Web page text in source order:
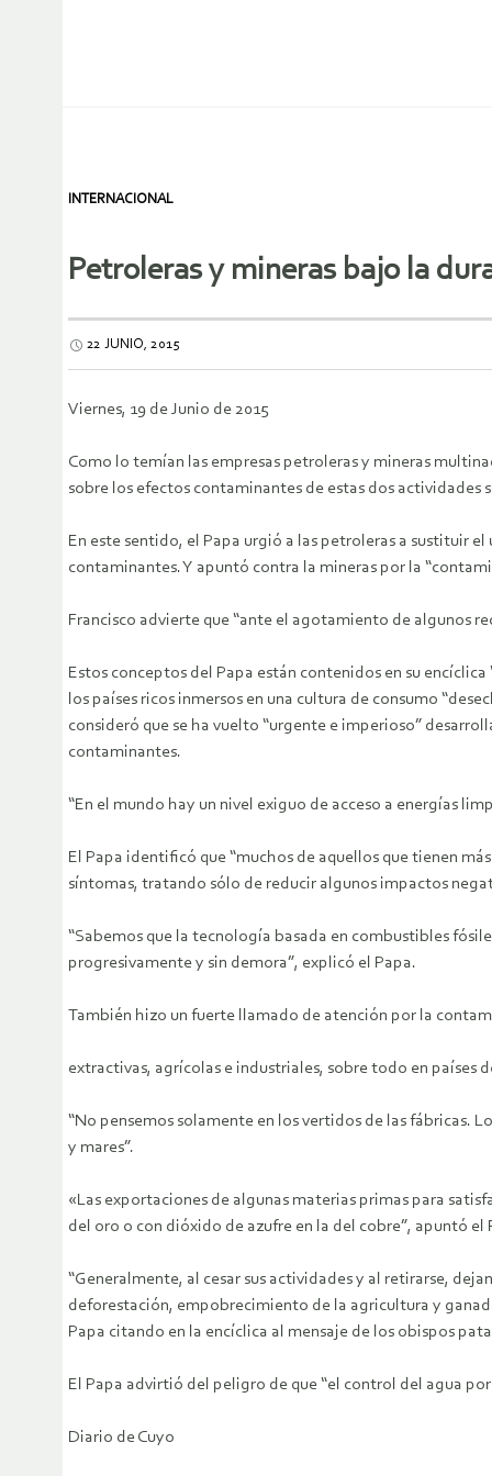
INTERNACIONAL
Petroleras y mineras bajo la
22 JUNIO, 2015
Viernes, 19 de Junio de 2015
Como lo temían las empresas petroleras y mineras
sobre los efectos contaminantes de estas dos actividades
En este sentido, el Papa urgió a las petroleras a sustituir
contaminantes. Y apuntó contra la mineras por la
Francisco advierte que “ante el agotamiento de algunos
Estos conceptos del Papa están contenidos en su
los países ricos inmersos en una cultura de consumo
consideró que se ha vuelto “urgente e imperioso”
contaminantes.
“En el mundo hay un nivel exiguo de acceso a energías
El Papa identificó que “muchos de aquellos que tienen
síntomas, tratando sólo de reducir algunos impactos
“Sabemos que la tecnología basada en combustibles
progresivamente y sin demora”, explicó el Papa.
También hizo un fuerte llamado de atención por la
extractivas, agrícolas e industriales, sobre todo en países
“No pensemos solamente en los vertidos de las fábricas.
y mares”.
«Las exportaciones de algunas materias primas para
del oro o con dióxido de azufre en la del cobre”, apuntó
“Generalmente, al cesar sus actividades y al retirarse,
deforestación, empobrecimiento de la agricultura y
Papa citando en la encíclica al mensaje de los obispos
El Papa advirtió del peligro de que “el control del agua
Diario de Cuyo